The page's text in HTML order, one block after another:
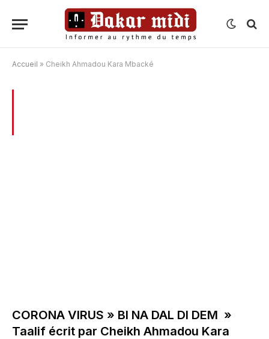
Accueil » Cheikh Ahmadou Kara Mbacké
CORONA VIRUS » BI NA DAL DI DEM »
Taalif écrit par Cheikh Ahmadou Kara